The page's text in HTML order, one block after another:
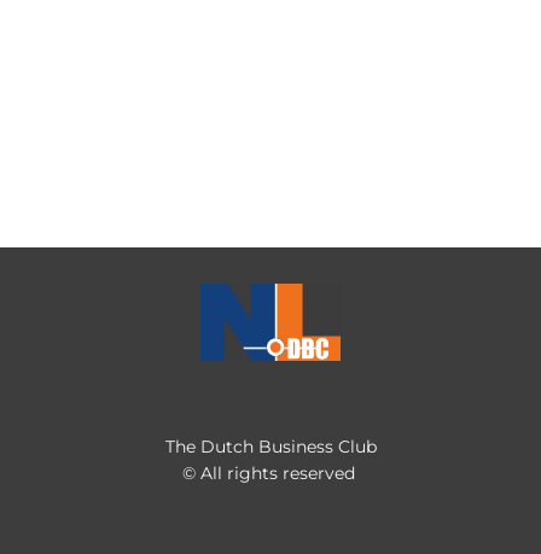
The Dutch Business Club
© All rights reserved